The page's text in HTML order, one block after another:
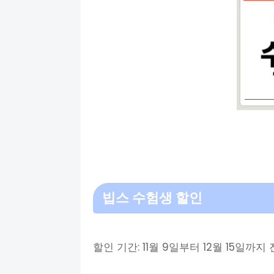
빕스 수험생 할인
할인 기간: 11월 9일부터 12월 15일까지